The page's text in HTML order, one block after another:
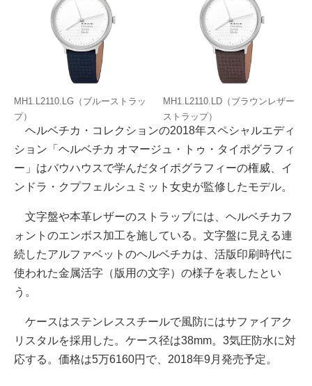
MH1.L2110.LG（ブルーストラッ
プ）
MH1.L2110.LD（ブラウンレザー
ストラップ）
ヘルベチカ・コレクションの2018年スペシャルエディ
ション「ヘルベチカ オマージュ・トゥ・タイポグラフィ
ー」はバウハウスで学んだタイポグラフィーの権威、イ
ンドラ・クプフェルシュミット女史が監修したモデル。
文字盤や本革レザーのストラップには、ヘルベチカフ
ォントのエンボス加工を施している。文字盤に見える連
続したアルファベットのヘルベチカは、活版印刷時代に
使われた金属活字（版用の文字）の様子を表したとい
う。
ケースはステンレススチールで風防にはサファイアク
リスタルを採用した。ケース径は38mm。3気圧防水に対
応する。価格は5万6160円で、2018年9月発売予定。